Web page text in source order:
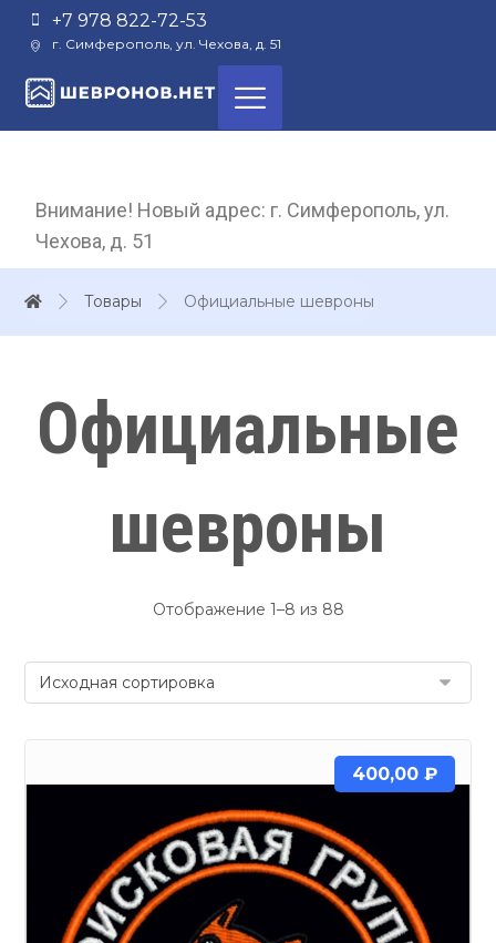
+7 978 822-72-53
г. Симферополь, ул. Чехова, д. 51
Внимание! Новый адрес: г. Симферополь, ул.
Чехова, д. 51
Товары Официальные шевроны
Официальные
шевроны
Отображение 1–8 из 88
400,00 ₽